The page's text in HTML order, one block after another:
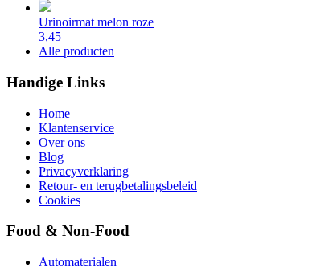
Urinoirmat melon roze
3,45
Alle producten
Handige Links
Home
Klantenservice
Over ons
Blog
Privacyverklaring
Retour- en terugbetalingsbeleid
Cookies
Food & Non-Food
Automaterialen